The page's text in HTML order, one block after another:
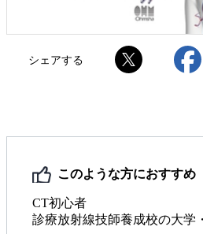
シェアする
このような方におすすめ
CT初心者
診療放射線技師養成校の大学